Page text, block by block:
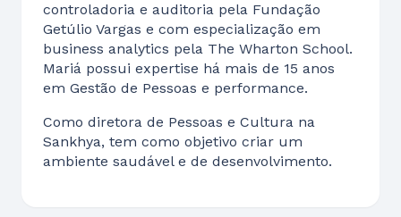
controladoria e auditoria pela Fundação
Getúlio Vargas e com especialização em
business analytics pela The Wharton School.
Mariá possui expertise há mais de 15 anos
em Gestão de Pessoas e performance.
Como diretora de Pessoas e Cultura na
Sankhya, tem como objetivo criar um
ambiente saudável e de desenvolvimento.